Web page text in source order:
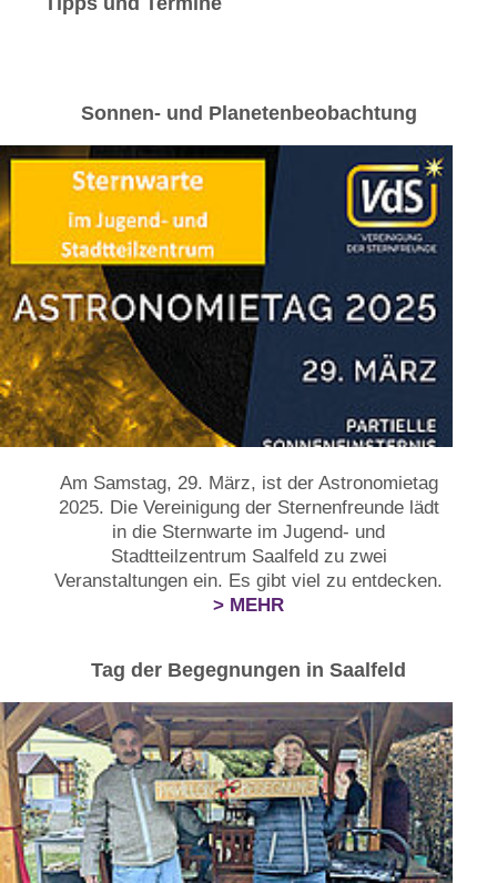
Sonnen- und Planetenbeobachtung
Am Samstag, 29. März, ist der Astronomietag
2025. Die Vereinigung der Sternenfreunde lädt
in die Sternwarte im Jugend- und
Stadtteilzentrum Saalfeld zu zwei
Veranstaltungen ein. Es gibt viel zu entdecken.
> MEHR
Tag der Begegnungen in Saalfeld